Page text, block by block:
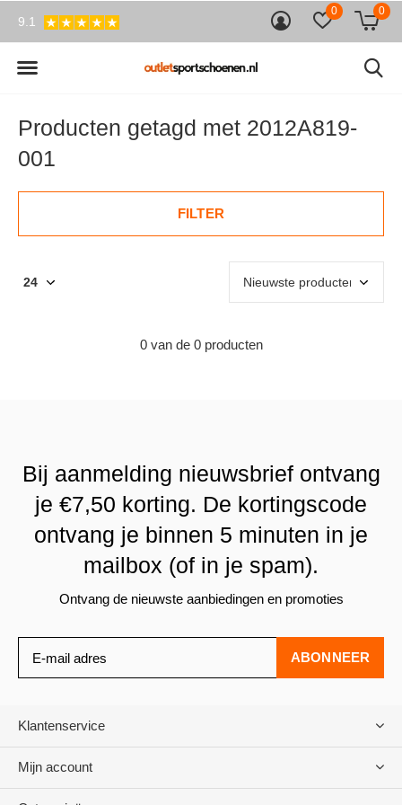
0 0
9.1
Producten getagd met 2012A819-
001
FILTER
0 van de 0 producten
Bij aanmelding nieuwsbrief ontvang
je €7,50 korting. De kortingscode
ontvang je binnen 5 minuten in je
mailbox (of in je spam).
Ontvang de nieuwste aanbiedingen en promoties
ABONNEER
Klantenservice
Mijn account